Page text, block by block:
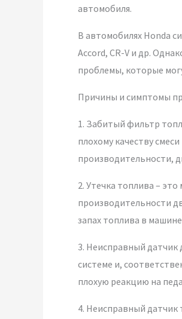
автомобиля.
В автомобилях Honda
Accord, CR-V и др.
проблемы, которые
Причины и симптомы
1. Забитый фильтр
плохому качеству
производительности,
2. Утечка топлива –
производительности
запах топлива в
3. Неисправный
системе и,
плохую реакцию на
4. Неисправный